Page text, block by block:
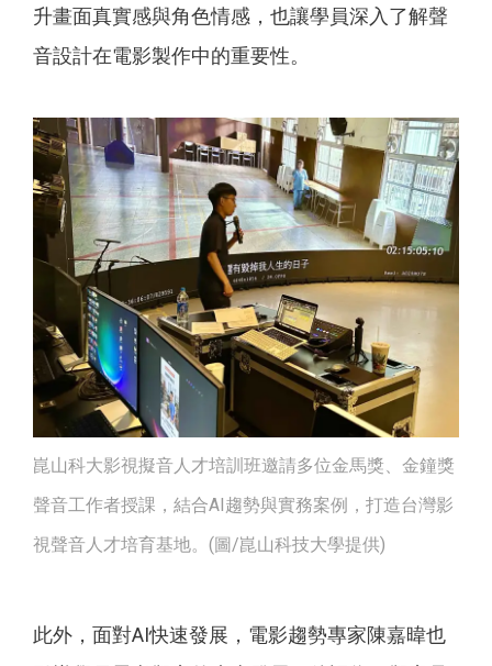
升畫面真實感與角色情感，也讓學員深入了解聲
音設計在電影製作中的重要性。
崑山科大影視擬音人才培訓班邀請多位金馬獎、金鐘獎
聲音工作者授課，結合AI趨勢與實務案例，打造台灣影
視聲音人才培育基地。(圖/崑山科技大學提供)
此外，面對AI快速發展，電影趨勢專家陳嘉暐也